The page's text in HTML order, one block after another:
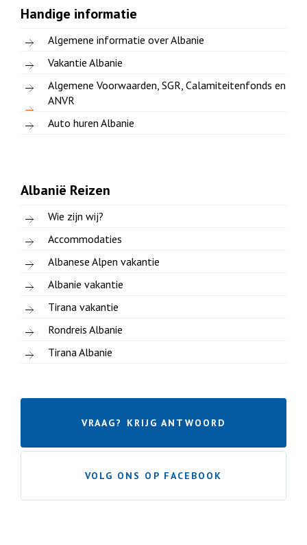
Handige informatie
Algemene informatie over Albanie
Vakantie Albanie
Algemene Voorwaarden, SGR, Calamiteitenfonds en
ANVR
Auto huren Albanie
Albanië Reizen
Wie zijn wij?
Accommodaties
Albanese Alpen vakantie
Albanie vakantie
Tirana vakantie
Rondreis Albanie
Tirana Albanie
VRAAG? KRIJG ANTWOORD
VOLG ONS OP FACEBOOK